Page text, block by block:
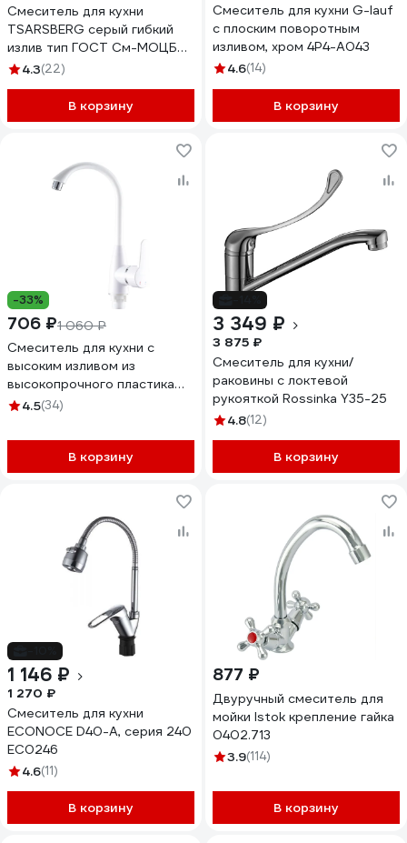
Смеситель для кухни
TSARSBERG серый гибкий
излив тип ГОСТ См-МОЦБА
TSB-732-GR05
4.3(22)
В корзину
Смеситель для кухни G-lauf
с плоским поворотным
изливом, хром 4P4-A043
4.6(14)
В корзину
-33%
706 ₽1 060 ₽
Смеситель для кухни с
высоким изливом из
высокопрочного пластика
РМС PL5-017F
4.5(34)
В корзину
3 349 ₽
3 875 ₽
Смеситель для кухни/
раковины с локтевой
рукояткой Rossinka Y35-25
4.8(12)
В корзину
1 146 ₽
1 270 ₽
Смеситель для кухни
ECONOCE D40-A, серия 240
EC0246
4.6(11)
В корзину
877 ₽
Двуручный смеситель для
мойки Istok крепление гайка
0402.713
3.9(114)
В корзину